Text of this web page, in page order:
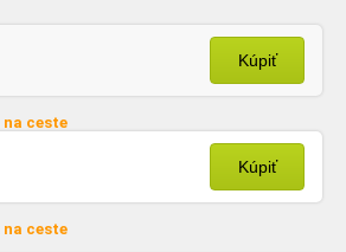
Kúpiť
na ceste
Kúpiť
na ceste